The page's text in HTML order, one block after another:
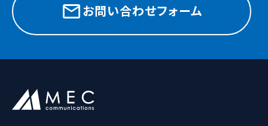
お問い合わせフォーム